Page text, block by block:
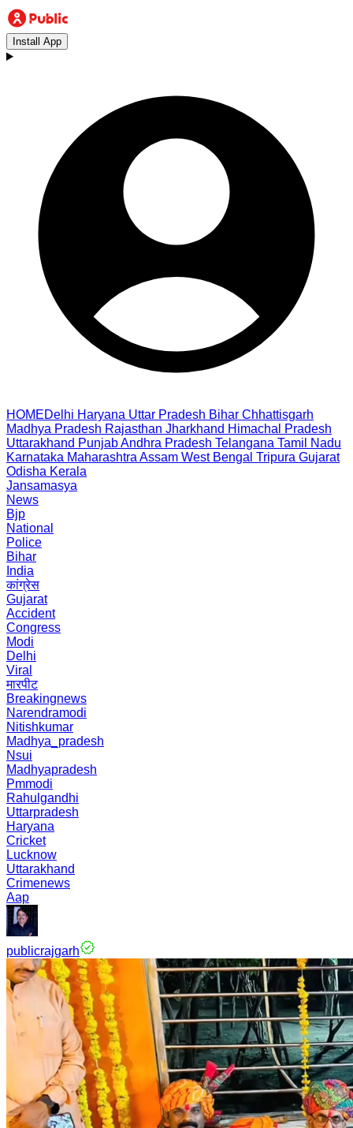
Install App
HOMEDelhi Haryana Uttar Pradesh Bihar Chhattisgarh
Madhya Pradesh Rajasthan Jharkhand Himachal Pradesh
Uttarakhand PunjabAndhra Pradesh Telangana Tamil Nadu
Karnataka Maharashtra Assam West Bengal Tripura Gujarat
Odisha Kerala
Jansamasya
News
Bjp
National
Police
Bihar
India
कांग्रेस
Gujarat
Accident
Congress
Modi
Delhi
Viral
मारपीट
Breakingnews
Narendramodi
Nitishkumar
Madhya_pradesh
Nsui
Madhyapradesh
Pmmodi
Rahulgandhi
Uttarpradesh
Haryana
Cricket
Lucknow
Uttarakhand
Crimenews
Aap
publicrajgarh